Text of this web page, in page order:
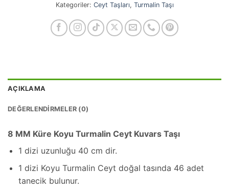
Kategoriler: Ceyt Taşları, Turmalin Taşı
AÇIKLAMA
DEĞERLENDIRMELER (0)
8 MM Küre Koyu Turmalin Ceyt Kuvars Taşı
1 dizi uzunluğu 40 cm dir.
1 dizi Koyu Turmalin Ceyt doğal tasında 46 adet
tanecik bulunur.